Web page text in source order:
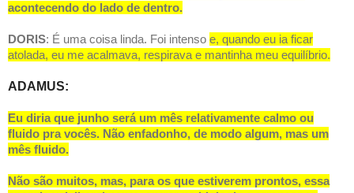
acontecendo do lado de dentro.
DORIS: É uma coisa linda. Foi intenso e, quando eu ia ficar
atolada, eu me acalmava, respirava e mantinha meu equilíbrio.
ADAMUS:
Eu diria que junho será um mês relativamente calmo ou
fluido pra vocês. Não enfadonho, de modo algum, mas um
mês fluido.
Não são muitos, mas, para os que estiverem prontos, essa